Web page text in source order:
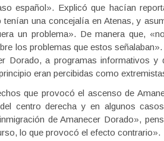
español». Explicó que hacían
una concejalía en Atenas, y
un problema». De manera que,
los problemas que estos
Dorado, a programas informativos y
eran percibidas como
que provocó el ascenso de
centro derecha y en algunos
de Amanecer Dorado»,
lo que provocó el efecto contrario».